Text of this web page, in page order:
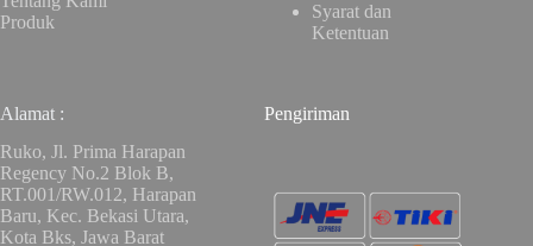
Produk
Syarat dan
Ketentuan
Alamat :
Ruko, Jl. Prima Harapan
Regency No.2 Blok B,
RT.001/RW.012, Harapan
Baru, Kec. Bekasi Utara,
Kota Bks, Jawa Barat
Pengiriman